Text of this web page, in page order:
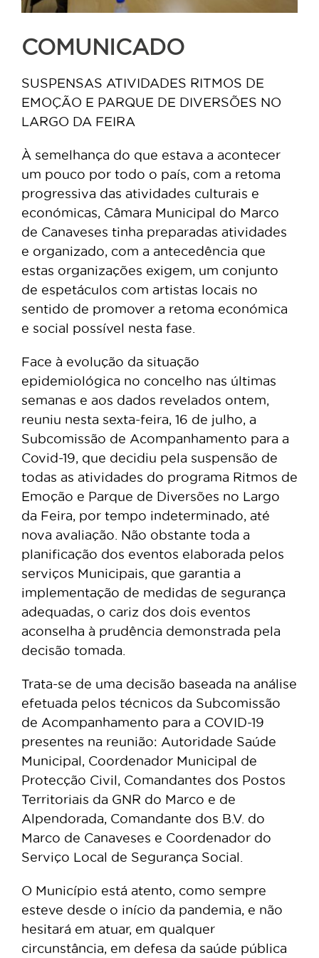
COMUNICADO
SUSPENSAS ATIVIDADES RITMOS DE
EMOÇÃO E PARQUE DE DIVERSÕES NO
LARGO DA FEIRA
À semelhança do que estava a acontecer
um pouco por todo o país, com a retoma
progressiva das atividades culturais e
económicas, Câmara Municipal do Marco
de Canaveses tinha preparadas atividades
e organizado, com a antecedência que
estas organizações exigem, um conjunto
de espetáculos com artistas locais no
sentido de promover a retoma económica
e social possível nesta fase.
Face à evolução da situação
epidemiológica no concelho nas últimas
semanas e aos dados revelados ontem,
reuniu nesta sexta-feira, 16 de julho, a
Subcomissão de Acompanhamento para a
Covid-19, que decidiu pela suspensão de
todas as atividades do programa Ritmos de
Emoção e Parque de Diversões no Largo
da Feira, por tempo indeterminado, até
nova avaliação. Não obstante toda a
planificação dos eventos elaborada pelos
serviços Municipais, que garantia a
implementação de medidas de segurança
adequadas, o cariz dos dois eventos
aconselha à prudência demonstrada pela
decisão tomada.
Trata-se de uma decisão baseada na análise
efetuada pelos técnicos da Subcomissão
de Acompanhamento para a COVID-19
presentes na reunião: Autoridade Saúde
Municipal, Coordenador Municipal de
Protecção Civil, Comandantes dos Postos
Territoriais da GNR do Marco e de
Alpendorada, Comandante dos B.V. do
Marco de Canaveses e Coordenador do
Serviço Local de Segurança Social.
O Município está atento, como sempre
esteve desde o início da pandemia, e não
hesitará em atuar, em qualquer
circunstância, em defesa da saúde pública